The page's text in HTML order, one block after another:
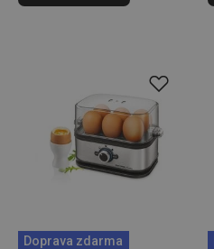
Doprava zdarma